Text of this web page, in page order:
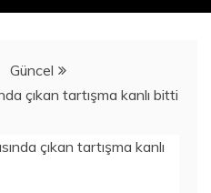
Güncel
çıkan tartışma kanlı bitti